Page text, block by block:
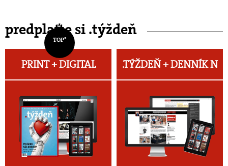
predplaťte si .týždeň
TOP*
PRINT + DIGITAL .TÝŽDEŇ +DENNÍK N